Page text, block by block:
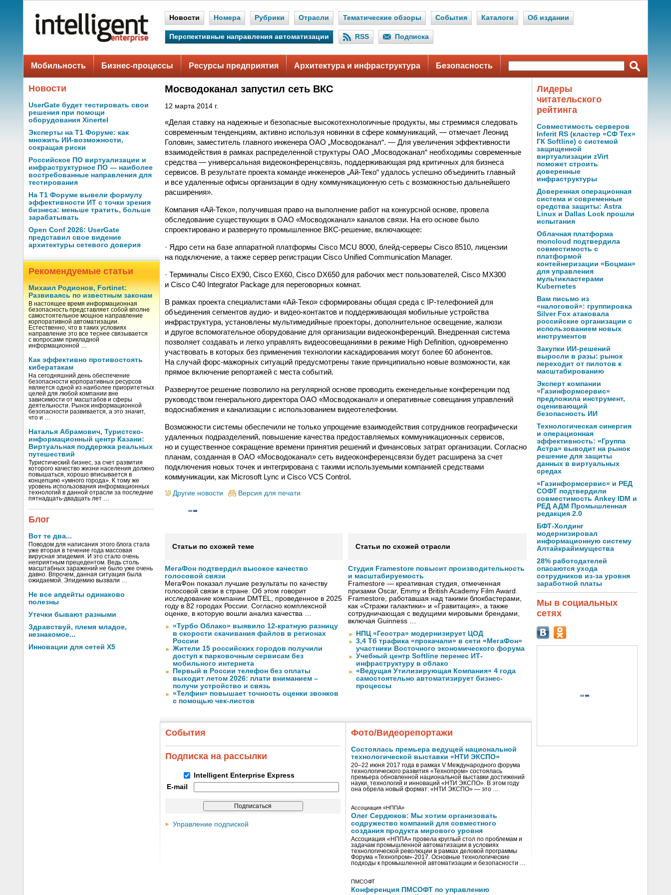
Новости Номера Рубрики Отрасли Тематические обзоры События Каталоги Об издании
Перспективные направления автоматизации RSS Подписка
Мобильность Бизнес-процессы Ресурсы предприятия Архитектура и инфраструктура Безопасность
Новости
UserGate будет тестировать свои
решения при помощи
оборудования Xinertel
Эксперты на Т1 Форуме: как
множить ИИ-возможности,
сокращая риски
Российское ПО виртуализации и
инфраструктурное ПО — наиболее
востребованные направления для
тестирования
На Т1 Форуме вывели формулу
эффективности ИТ с точки зрения
бизнеса: меньше тратить, больше
зарабатывать
Open Conf 2026: UserGate
представил свое видение
архитектуры сетевого доверия
Рекомендуемые статьи
Михаил Родионов, Fortinet:
Развиваясь по известным законам
В настоящее время информационная
безопасность представляет собой вполне
самостоятельное мощное направление
корпоративной автоматизации.
Естественно, что в таких условиях
направление это все теснее связывается
с вопросами прикладной
информационной …
Как эффективно противостоять
кибератакам
На сегодняшний день обеспечение
безопасности корпоративных ресурсов
является одной из наиболее приоритетных
целей для любой компании вне
зависимости от масштабов и сферы
деятельности. Рынок информационной
безопасности развивается, а это значит,
что и …
Наталья Абрамович, Туристско-
информационный центр Казани:
Виртуальная поддержка реальных
путешествий
Туристический бизнес, за счет развития
которого качество жизни населения должно
повышаться, хорошо вписывается в
концепцию «умного города». К тому же
уровень использования информационных
технологий в данной отрасли за последние
пятнадцать-двадцать лет …
Блог
Вот те два...
Поводом для написания этого блога стала
уже вторая в течение года массовая
вирусная эпидемия. И это стало очень
неприятным прецедентом. Ведь столь
масштабных заражений не было уже очень
давно. Впрочем, данная ситуация была
ожидаемой. Эпидемию вызвали …
Не все апдейты одинаково
полезны
Утечки бывают разными
Здравствуй, племя младое,
незнакомое...
Инновации для сетей X5
Мосводоканал запустил сеть ВКС
12 марта 2014 г.
«Делая ставку на надежные и безопасные высокотехнологичные продукты, мы стремимся следовать
современным тенденциям, активно используя новинки в сфере коммуникаций, — отмечает Леонид
Головин, заместитель главного инженера ОАО „Мосводоканал“. — Для увеличения эффективности
взаимодействия в рамках распределенной структуры ОАО „Мосводоканал“ необходимы современные
средства — универсальная видеоконференцсвязь, поддерживающая ряд критичных для бизнеса
сервисов. В результате проекта команде инженеров „Ай-Теко“ удалось успешно объединить главный
и все удаленные офисы организации в одну коммуникационную сеть с возможностью дальнейшего
расширения».
Компания «Ай-Теко», получившая право на выполнение работ на конкурсной основе, провела
обследование существующих в ОАО «Мосводоканал» каналов связи. На его основе было
спроектировано и развернуто промышленное ВКС-решение, включающее:
· Ядро сети на базе аппаратной платформы Cisco MCU 8000, блейд-серверы Cisco 8510, лицензии
на подключение, а также сервер регистрации Cisco Unified Communication Manager.
· Терминалы Cisco EX90, Cisco EX60, Cisco DX650 для рабочих мест пользователей, Cisco MX300
и Cisco C40 Integrator Package для переговорных комнат.
В рамках проекта специалистами «Ай-Теко» сформированы общая среда с IP-телефонией для
объединения сегментов аудио- и видео-контактов и поддерживающая мобильные устройства
инфраструктура, установлены мультимедийные проекторы, дополнительное освещение, жалюзи
и другое вспомогательное оборудование для организации видеоконференций. Внедренная система
позволяет создавать и легко управлять видеосовещаниями в режиме High Definition, одновременно
участвовать в которых без применения технологии каскадирования могут более 60 абонентов.
На случай форс-мажорных ситуаций предусмотрены такие принципиально новые возможности, как
прямое включение репортажей с места событий.
Развернутое решение позволило на регулярной основе проводить еженедельные конференции под
руководством генерального директора ОАО «Мосводоканал» и оперативные совещания управлений
водоснабжения и канализации с использованием видеотелефонии.
Возможности системы обеспечили не только упрощение взаимодействия сотрудников географически
удаленных подразделений, повышение качества предоставляемых коммуникационных сервисов,
но и существенное сокращение времени принятия решений и финансовых затрат организации. Согласно
планам, созданная в ОАО «Мосводоканал» сеть видеоконференцсвязи будет расширена за счет
подключения новых точек и интегрирована с такими используемыми компанией средствами
коммуникации, как Microsoft Lync и Cisco VCS Control.
Другие новости Версия для печати
Статьи по схожей теме
МегаФон подтвердил высокое качество
голосовой связи
МегаФон показал лучшие результаты по качеству
голосовой связи в стране. Об этом говорит
исследование компании DMTEL, проведенное в 2025
году в 82 городах России. Согласно комплексной
оценке, в которую вошли анализ качества …
«Турбо Облако» выявило 12-кратную разницу
в скорости скачивания файлов в регионах
России
Жители 15 российских городов получили
доступ к парковочным сервисам без
мобильного интернета
Первый в России телефон без оплаты
выходит летом 2026: плати вниманием –
получи устройство и связь
«Телфин» повышает точность оценки звонков
с помощью чек-листов
Статьи по схожей отрасли
Студия Framestore повысит производительность
и масштабируемость
Framestore — креативная студия, отмеченная
призами Oscar, Emmy и British Academy Film Award.
Framestore, работавшая над такими блокбастерами,
как «Стражи галактики» и «Гравитация», a также
сотрудничающая с ведущими мировыми брендами,
включая Guinness …
НПЦ «Геостра» модернизирует ЦОД
3,4 Тб трафика «прокачали» в сети «МегаФон»
участники Восточного экономического форума
Учебный центр Softline перенес ИТ-
инфраструктуру в облако
«Ведущая Утилизирующая Компания» 4 года
самостоятельно автоматизирует бизнес-
процессы
События
Подписка на рассылки
Intelligent Enterprise Express
E-mail
Управление подпиской
Фото/Видеорепортажи
Состоялась премьера ведущей национальной
технологической выставки «НТИ ЭКСПО»
20–22 июня 2017 года в рамках V Международного форума
технологического развития «Технопром» состоялась
премьера обновленной национальной выставки достижений
науки, технологий и инноваций «НТИ ЭКСПО». В этом году
она обрела новый формат: «НТИ ЭКСПО» — это …
Ассоциация «НППА»
Олег Сердюков: Мы хотим организовать
содружество компаний для совместного
создания продукта мирового уровня
Ассоциация «НППА» провела круглый стол по проблемам и
задачам промышленной автоматизации в условиях
технологической революции в рамках деловой программы
Форума «Технопром»-2017. Основные технологические
подходы к промышленной автоматизации и безопасности …
ПМСОФТ
Конференция ПМСОФТ по управлению
Лидеры
читательского
рейтинга
Совместимость серверов
Inferit RS (кластер «СФ Тех»
ГК Softline) с системой
защищенной
виртуализации zVirt
поможет строить
доверенные
инфраструктуры
Доверенная операционная
система и современные
средства защиты: Astra
Linux и Dallas Lock прошли
испытания
Облачная платформа
moncloud подтвердила
совместимость с
платформой
контейнеризации «Боцман»
для управления
мультикластерами
Kubernetes
Вам письмо из
«налоговой»: группировка
Silver Fox атаковала
российские организации с
использованием новых
инструментов
Закупки ИИ-решений
выросли в разы: рынок
переходит от пилотов к
масштабированию
Эксперт компании
«Газинформсервис»
предложила инструмент,
оценивающий
безопасность ИИ
Технологическая синергия
и операционная
эффективность: «Группа
Астра» выводит на рынок
решение для защиты
данных в виртуальных
средах
«Газинформсервис» и РЕД
СОФТ подтвердили
совместимость Ankey IDM и
РЕД АДМ Промышленная
редакция 2.0
БФТ-Холдинг
модернизировал
информационную систему
Алтайкрайимущества
28% работодателей
опасаются ухода
сотрудников из-за уровня
заработной платы
Мы в социальных
сетях